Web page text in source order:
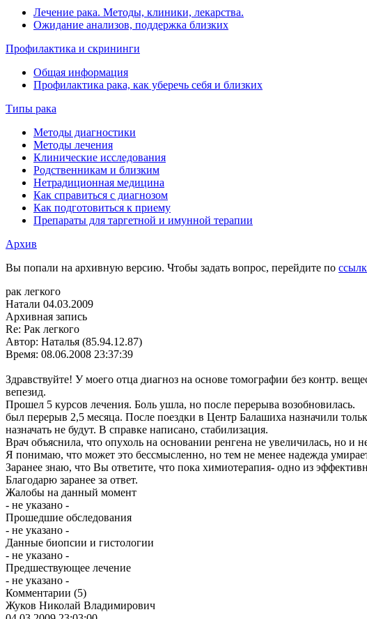
Лечение рака. Методы, клиники, лекарства.
Ожидание анализов, поддержка близких
Профилактика и скрининги
Общая информация
Профилактика рака, как уберечь себя и близких
Типы рака
Методы диагностики
Методы лечения
Клинические исследования
Родственникам и близким
Нетрадиционная медицина
Как справиться с диагнозом
Как подготовиться к приему
Препараты для таргетной и имунной терапии
Архив
Вы попали на архивную версию. Чтобы задать вопрос, перейдите по
рак легкого
Натали 04.03.2009
Архивная запись
Re: Рак легкого
Автор: Наталья (85.94.12.87)
Время: 08.06.2008 23:37:39
Здравствуйте! У моего отца диагноз на основе томографии без контр.
вепезид.
Прошел 5 курсов лечения. Боль ушла, но после перерыва возобновилась.
был перерыв 2,5 месяца. После поездки в Центр Балашиха назначили
назначать не будут. В справке написано, стабилизация.
Врач объяснила, что опухоль на основании ренгена не увеличилась, но и
Я понимаю, что может это бессмысленно, но тем не менее надежда
Заранее знаю, что Вы ответите, что пока химиотерапия- одно из
Благодарю заранее за ответ.
Жалобы на данный момент
- не указано -
Прошедшие обследования
- не указано -
Данные биопсии и гистологии
- не указано -
Предшествующее лечение
- не указано -
Комментарии (5)
Жуков Николай Владимирович